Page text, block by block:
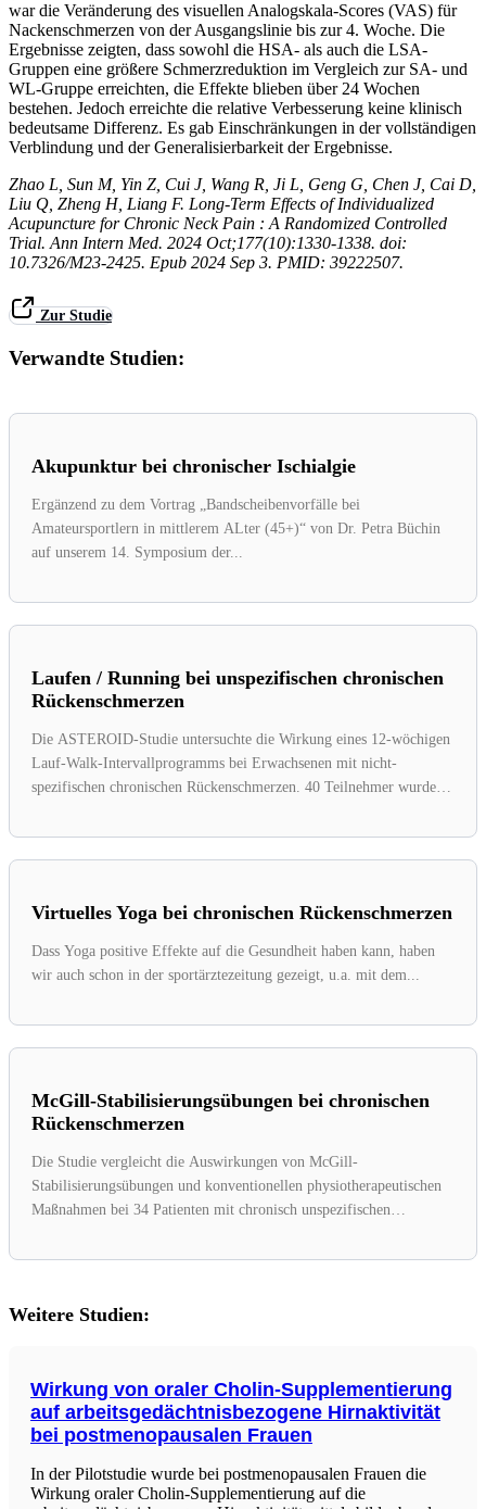
war die Veränderung des visuellen Analogskala-Scores (VAS) für
Nackenschmerzen von der Ausgangslinie bis zur 4. Woche. Die
Ergebnisse zeigten, dass sowohl die HSA- als auch die LSA-
Gruppen eine größere Schmerzreduktion im Vergleich zur SA- und
WL-Gruppe erreichten, die Effekte blieben über 24 Wochen
bestehen. Jedoch erreichte die relative Verbesserung keine klinisch
bedeutsame Differenz. Es gab Einschränkungen in der vollständigen
Verblindung und der Generalisierbarkeit der Ergebnisse.
Zhao L, Sun M, Yin Z, Cui J, Wang R, Ji L, Geng G, Chen J, Cai D,
Liu Q, Zheng H, Liang F. Long-Term Effects of Individualized
Acupuncture for Chronic Neck Pain : A Randomized Controlled
Trial. Ann Intern Med. 2024 Oct;177(10):1330-1338. doi:
10.7326/M23-2425. Epub 2024 Sep 3. PMID: 39222507.
Zur Studie
Verwandte Studien:
Akupunktur bei chronischer Ischialgie
Ergänzend zu dem Vortrag „Bandscheibenvorfälle bei
Amateursportlern in mittlerem ALter (45+)“ von Dr. Petra Büchin
auf unserem 14. Symposium der...
Laufen / Running bei unspezifischen chronischen
Rückenschmerzen
Die ASTEROID-Studie untersuchte die Wirkung eines 12-wöchigen
Lauf-Walk-Intervallprogramms bei Erwachsenen mit nicht-
spezifischen chronischen Rückenschmerzen. 40 Teilnehmer wurden
Virtuelles Yoga bei chronischen Rückenschmerzen
Dass Yoga positive Effekte auf die Gesundheit haben kann, haben
wir auch schon in der sportärztezeitung gezeigt, u.a. mit dem...
McGill-Stabilisierungsübungen bei chronischen
Rückenschmerzen
Die Studie vergleicht die Auswirkungen von McGill-
Stabilisierungsübungen und konventionellen physiotherapeutischen
Maßnahmen bei 34 Patienten mit chronisch unspezifischen
Weitere Studien:
Wirkung von oraler Cholin-Supplementierung
auf arbeitsgedächtnisbezogene Hirnaktivität
bei postmenopausalen Frauen
In der Pilotstudie wurde bei postmenopausalen Frauen die
Wirkung oraler Cholin-Supplementierung auf die